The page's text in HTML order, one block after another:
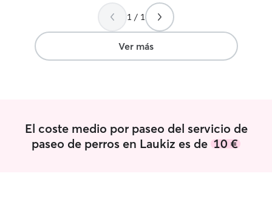
1 / 1
Ver más
El coste medio por paseo del servicio de
paseo de perros en Laukiz es de 10 €